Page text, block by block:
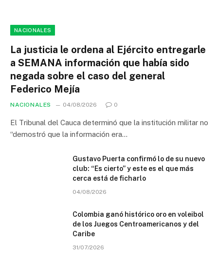
NACIONALES
La justicia le ordena al Ejército entregarle
a SEMANA información que había sido
negada sobre el caso del general
Federico Mejía
NACIONALES 04/08/2026 0
El Tribunal del Cauca determinó que la institución militar no
“demostró que la información era…
Gustavo Puerta confirmó lo de su nuevo
club: “Es cierto” y este es el que más
cerca está de ficharlo
04/08/2026
Colombia ganó histórico oro en voleibol
de los Juegos Centroamericanos y del
Caribe
31/07/2026